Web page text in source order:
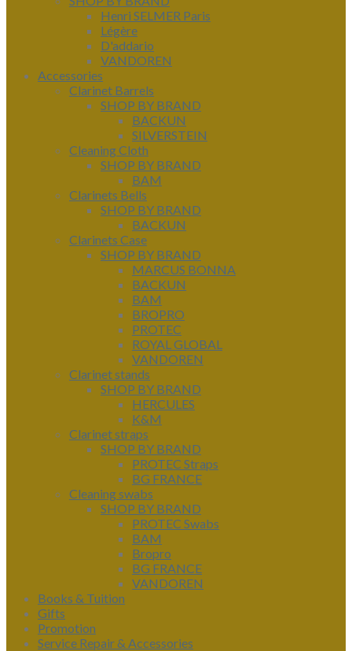
Henri SELMER Paris
Légère
D'addario
VANDOREN
Accessories
Clarinet Barrels
SHOP BY BRAND
BACKUN
SILVERSTEIN
Cleaning Cloth
SHOP BY BRAND
BAM
Clarinets Bells
SHOP BY BRAND
BACKUN
Clarinets Case
SHOP BY BRAND
MARCUS BONNA
BACKUN
BAM
BROPRO
PROTEC
ROYAL GLOBAL
VANDOREN
Clarinet stands
SHOP BY BRAND
HERCULES
K&M
Clarinet straps
SHOP BY BRAND
PROTEC Straps
BG FRANCE
Cleaning swabs
SHOP BY BRAND
PROTEC Swabs
BAM
Bropro
BG FRANCE
VANDOREN
Books & Tuition
Gifts
Promotion
Service Repair & Accessories